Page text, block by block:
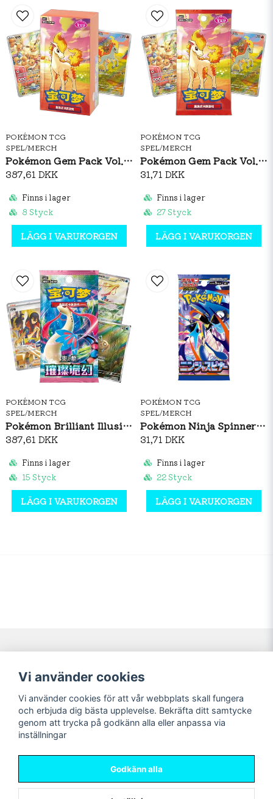
POKÉMON TCG
SPEL/MERCH
Pokémon Gem Pack Vol. 4 Booster Box (S-CH)
387,61 DKK
Finns i lager
8 Styck
LÄGG I VARUKORGEN
POKÉMON TCG
SPEL/MERCH
Pokémon Gem Pack Vol. 4 Booster Pack (S-CH)
31,71 DKK
Finns i lager
27 Styck
LÄGG I VARUKORGEN
POKÉMON TCG
SPEL/MERCH
Pokémon Brilliant Illusions CSV8C Booster Box Slim (S-CH)
387,61 DKK
Finns i lager
15 Styck
LÄGG I VARUKORGEN
POKÉMON TCG
SPEL/MERCH
Pokémon Ninja Spinner Booster Pack (JP)
31,71 DKK
Finns i lager
22 Styck
LÄGG I VARUKORGEN
Navigering
Nyheter!
Förbeställning
Mitt konto
Logga in
Registrera dig
Glömt lösenord?
Sociala medier
Vi använder cookies
Vi använder cookies för att vår webbplats skall fungera
och erbjuda dig bästa upplevelse. Bekräfta ditt samtycke
genom att trycka på godkänn alla eller anpassa via
inställningar
Godkänn alla